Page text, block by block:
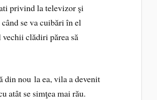
privind la televizor şi
se va cuibări în el
clădiri părea să
din nou la ea, vila a devenit
atât se simţea mai rău.